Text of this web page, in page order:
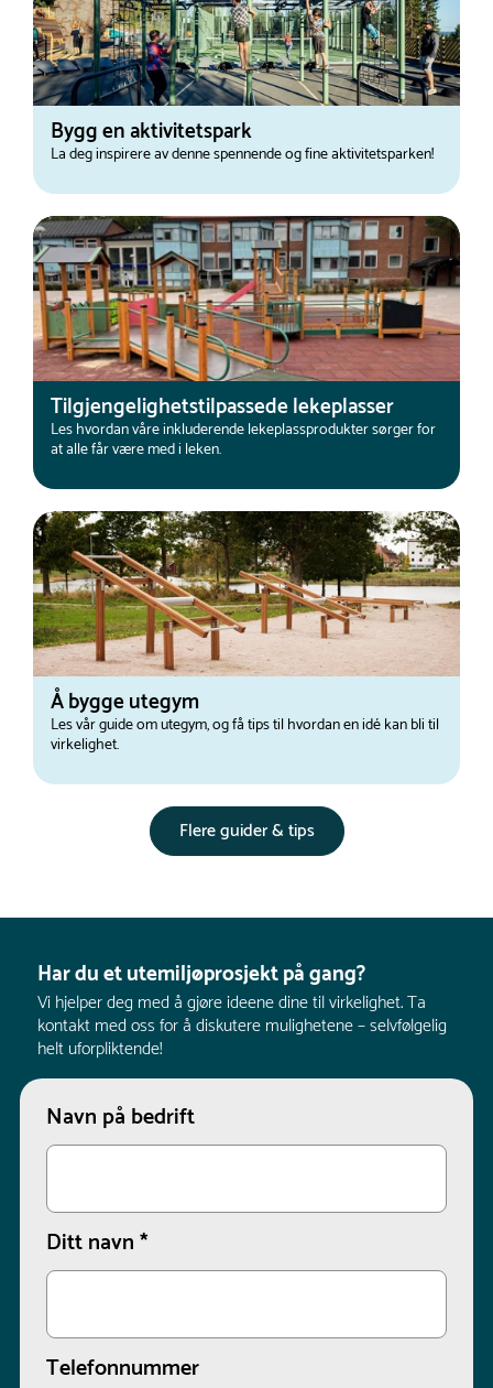
Bygg en aktivitetspark
La deg inspirere av denne spennende og fine aktivitetsparken!
Tilgjengelighetstilpassede lekeplasser
Les hvordan våre inkluderende lekeplassprodukter sørger for
at alle får være med i leken.
Å bygge utegym
Les vår guide om utegym, og få tips til hvordan en idé kan bli til
virkelighet.
Flere guider & tips
Har du et utemiljøprosjekt på gang?
Vi hjelper deg med å gjøre ideene dine til virkelighet. Ta
kontakt med oss for å diskutere mulighetene – selvfølgelig
helt uforpliktende!
Navn på bedrift
Ditt navn*
Telefonnummer